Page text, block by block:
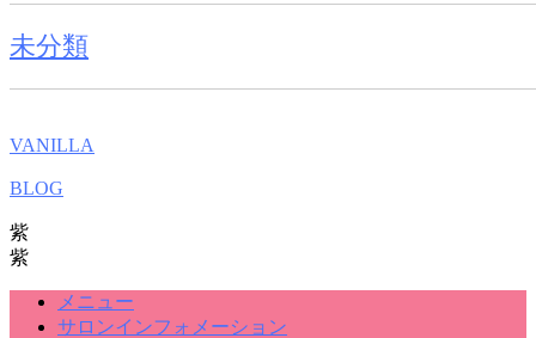
未分類
VANILLA
BLOG
紫
紫
メニュー
サロンインフォメーション